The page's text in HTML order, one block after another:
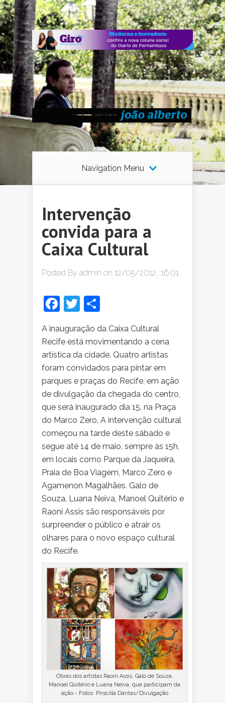
Navigation Menu
Intervenção
convida para a
Caixa Cultural
Posted By admin on 12/05/2012, 16:01
Facebook
Twitter
A inauguração da Caixa Cultural
Recife está movimentando a cena
artística da cidade. Quatro artistas
foram convidados para pintar em
parques e praças do Recife, em ação
de divulgação da chegada do centro,
que será inaugurado dia 15, na Praça
do Marco Zero. A intervenção cultural
começou na tarde deste sábado e
segue até 14 de maio, sempre às 15h,
em locais como Parque da Jaqueira,
Praia de Boa Viagem, Marco Zero e
Agamenon Magalhães. Galo de
Souza, Luana Neiva, Manoel Quitério e
Raoni Assis são responsáveis por
surpreender o público e atrair os
olhares para o novo espaço cultural
do Recife.
Obras dos artistas Raoni Assis, Galo de Souza,
Manoel Quitério e Luana Neiva, que participam da
ação - Fotos: Priscilla Dantas/Divulgação